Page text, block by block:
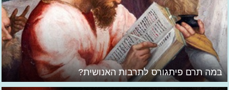
במה תרם פיתגורס לתרבות האנושית?